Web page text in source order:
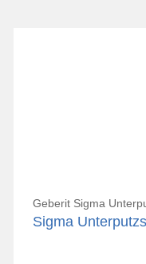
Geberit Sigma
Sigma